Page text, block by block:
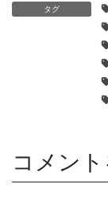
タグ
コメン